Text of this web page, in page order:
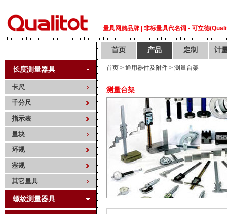
量具网购品牌 | 非标量具代名词 - 可立德
长度测量器具
卡尺
千分尺
指示表
量块
环规
塞规
其它量具
螺纹测量器具
首页 产品 定制 计
首页 > 通用器件及附件 > 测量台架
测量台架